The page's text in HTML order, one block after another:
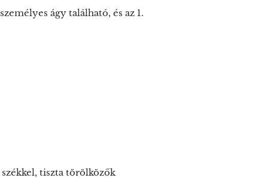
ágy található, és az 1.
tiszta törölközők